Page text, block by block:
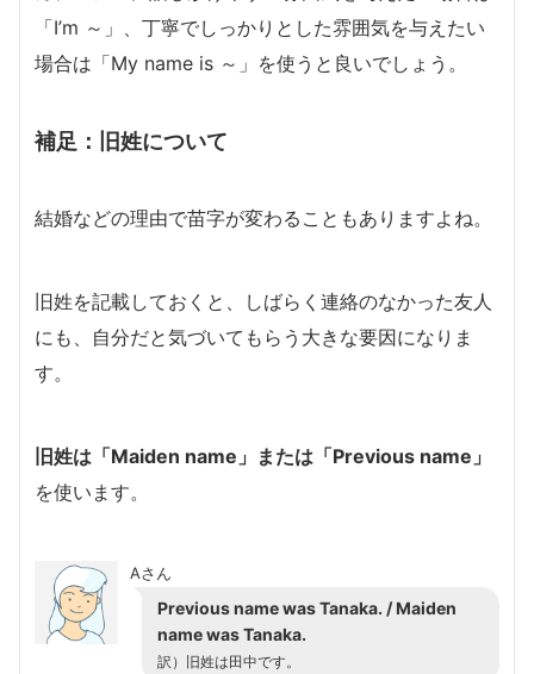
「I’m ～」、丁寧でしっかりとした雰囲気を与えたい
場合は「My name is ～」を使うと良いでしょう。
補足：旧姓について
結婚などの理由で苗字が変わることもありますよね。
旧姓を記載しておくと、しばらく連絡のなかった友人
にも、自分だと気づいてもらう大きな要因になりま
す。
旧姓は「Maiden name」または「Previous name」
を使います。
Aさん
Previous name was Tanaka. / Maiden
name was Tanaka.
訳）旧姓は田中です。